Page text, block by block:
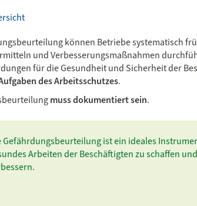
können Betriebe systematisch
und Verbesserungsmaßnahmen
für die Gesundheit und Sicherheit der
des Arbeitsschutzes.
muss dokumentiert sein.
Gefährdungsbeurteilung ist ein ideales
Arbeiten der Beschäftigten zu schaffen